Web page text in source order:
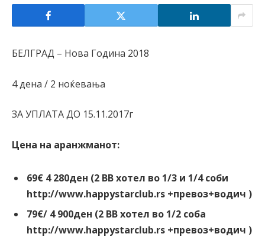
БЕЛГРАД – Нова Година 2018
4 дена / 2 ноќевања
ЗА УПЛАТА ДО 15.11.2017г
Цена на аранжманот:
69€ 4 280ден (2 ВВ хотел во 1/3 и 1/4 соби
http://www.happystarclub.rs +превоз+водич )
79€/ 4 900ден (2 ВВ хотел во 1/2 соба
http://www.happystarclub.rs +превоз+водич )